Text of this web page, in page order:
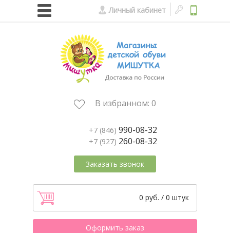
Личный кабинет
В избранном: 0
+7 (846) 990-08-32
+7 (927) 260-08-32
Заказать звонок
0 руб. / 0 штук
Оформить заказ